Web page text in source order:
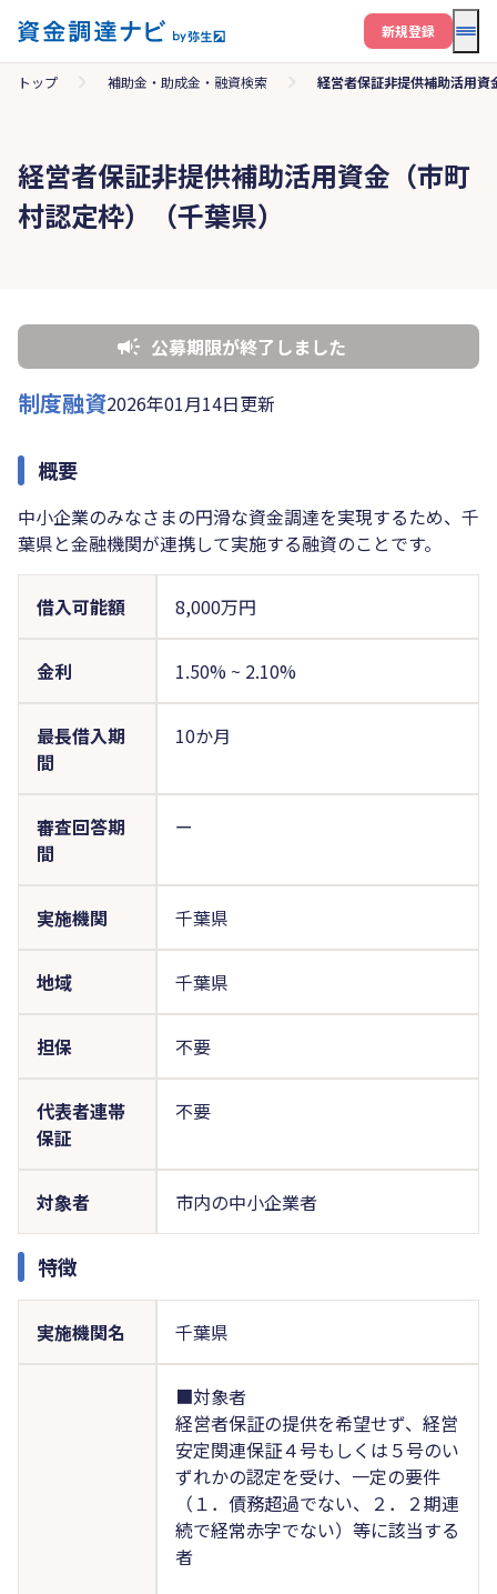
メ
新規登録
トップ 補助金・助成金・融資検索 経営者保証非提供補助活用
経営者保証非提供補助活用資金（市町
村認定枠）（千葉県）
公募期限が終了しました
制度融資2026年01月14日更新
概要
中小企業のみなさまの円滑な資金調達を実現するため、千
葉県と金融機関が連携して実施する融資のことです。
借入可能額 8,000万円
金利 1.50% ~ 2.10%
最長借入期
間
10か月
審査回答期
間
ー
実施機関 千葉県
地域 千葉県
担保 不要
代表者連帯
保証
不要
対象者 市内の中小企業者
特徴
実施機関名 千葉県
■対象者
経営者保証の提供を希望せず、経営
安定関連保証４号もしくは５号のい
ずれかの認定を受け、一定の要件
（１．債務超過でない、２．２期連
続で経常赤字でない）等に該当する
者